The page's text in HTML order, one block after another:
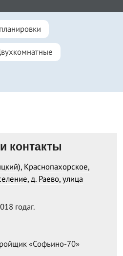
контакты
Краснопахорское,
д. Раево, улица
годаг.
«Софьино-70»